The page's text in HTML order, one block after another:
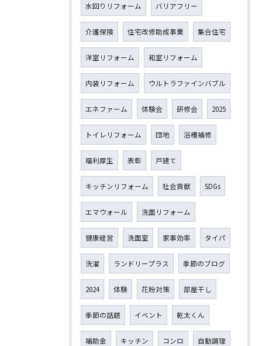
水回りリフォーム バリアフリー
介護保険 住宅改修助成事業 集合住宅
洋室リフォーム 和室リフォーム
内装リフォーム ウルトラファインバブル
エネファーム 体験会 研修会 2025
トイレリフォーム 団地 浴槽補修
福利厚生 表彰 戸建て
キッチンリフォーム 社会貢献 SDGs
エマウォール 洗面リフォーム
健康経営 洗面室 家事効率 タイパ
洗濯 ランドリープラス 季節のブログ
2024 体験 花粉対策 部屋干し
季節の話題 イベント 乾太くん
補助金 キッチン コンロ 自動調理